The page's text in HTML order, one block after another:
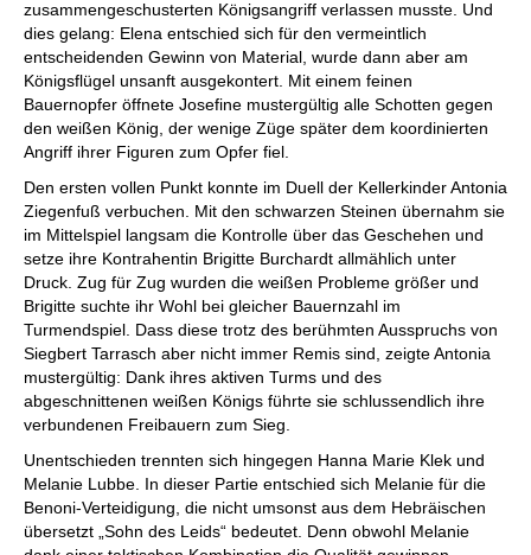
zusammengeschusterten Königsangriff verlassen musste. Und
dies gelang: Elena entschied sich für den vermeintlich
entscheidenden Gewinn von Material, wurde dann aber am
Königsflügel unsanft ausgekontert. Mit einem feinen
Bauernopfer öffnete Josefine mustergültig alle Schotten gegen
den weißen König, der wenige Züge später dem koordinierten
Angriff ihrer Figuren zum Opfer fiel.
Den ersten vollen Punkt konnte im Duell der Kellerkinder Antonia
Ziegenfuß verbuchen. Mit den schwarzen Steinen übernahm sie
im Mittelspiel langsam die Kontrolle über das Geschehen und
setze ihre Kontrahentin Brigitte Burchardt allmählich unter
Druck. Zug für Zug wurden die weißen Probleme größer und
Brigitte suchte ihr Wohl bei gleicher Bauernzahl im
Turmendspiel. Dass diese trotz des berühmten Ausspruchs von
Siegbert Tarrasch aber nicht immer Remis sind, zeigte Antonia
mustergültig: Dank ihres aktiven Turms und des
abgeschnittenen weißen Königs führte sie schlussendlich ihre
verbundenen Freibauern zum Sieg.
Unentschieden trennten sich hingegen Hanna Marie Klek und
Melanie Lubbe. In dieser Partie entschied sich Melanie für die
Benoni-Verteidigung, die nicht umsonst aus dem Hebräischen
übersetzt „Sohn des Leids“ bedeutet. Denn obwohl Melanie